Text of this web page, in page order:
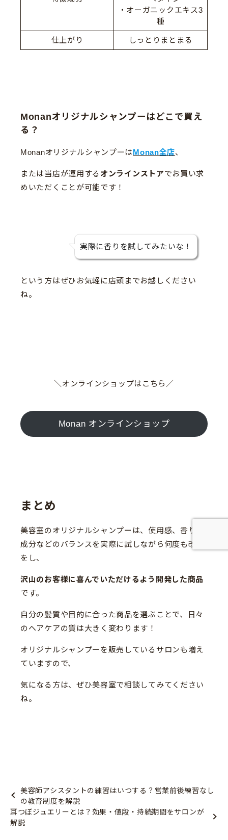
・オーガニックエキス3
種
仕上がり しっとりまとまる
Monanオリジナルシャンプーはどこで買え
る？
MonanオリジナルシャンプーはMonan全店、
または当店が運用する オンラインストアでお買い求
めいただくことが可能です！
実際に香りを試してみたいな！
という方はぜひお気軽に店頭までお越しください
ね。
＼オンラインショップはこちら／
Monan オンラインショップ
まとめ
美容室のオリジナルシャンプーは、使用感、香り、
成分などのバランスを実際に試しながら何度も改良
をし、
沢山のお客様に喜んでいただけるよう開発した商品
です。
自分の髪質や目的に合った商品を選ぶことで、日々
のヘアケアの質は大きく変わります！
オリジナルシャンプーを販売しているサロンも増え
ていますので、
気になる方は、ぜひ美容室で相談してみてください
ね。
美容師アシスタントの練習はいつする？営業前後練習なし
の教育制度を解説
耳つぼジュエリーとは？効果・値段・持続期間をサロンが
解説